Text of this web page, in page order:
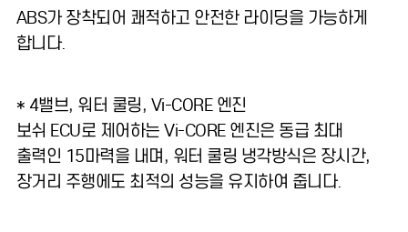
ABS가 장착되어 쾌적하고 안전한 라이딩을 가능하게
합니다.
* 4밸브, 워터 쿨링, Vi-CORE 엔진
보쉬 ECU로 제어하는 Vi-CORE 엔진은 동급 최대
출력인 15마력을 내며, 워터 쿨링 냉각방식은 장시간,
장거리 주행에도 최적의 성능을 유지하여 줍니다.